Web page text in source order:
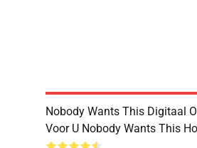
Nobody Wants This Digitaal
Voor U Nobody Wants This